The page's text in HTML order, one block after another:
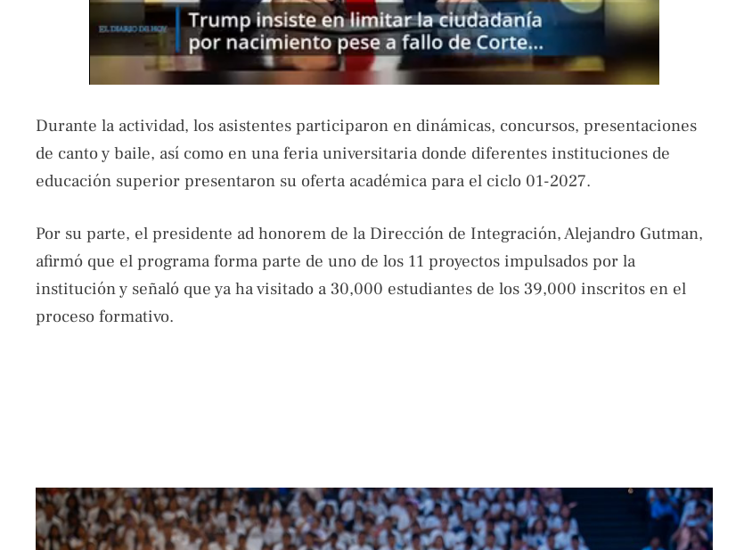
Durante la actividad, los asistentes participaron en dinámicas, concursos, presentaciones
de canto y baile, así como en una feria universitaria donde diferentes instituciones de
educación superior presentaron su oferta académica para el ciclo 01-2027.
Por su parte, el presidente ad honorem de la Dirección de Integración, Alejandro Gutman,
afirmó que el programa forma parte de uno de los 11 proyectos impulsados por la
institución y señaló que ya ha visitado a 30,000 estudiantes de los 39,000 inscritos en el
proceso formativo.